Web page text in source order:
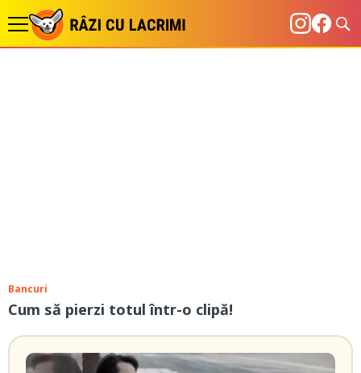
Bancuri
Cum să pierzi totul într-o clipă!